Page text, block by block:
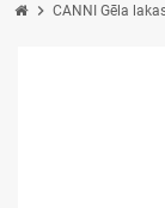
chevron_right CANNI Gēla